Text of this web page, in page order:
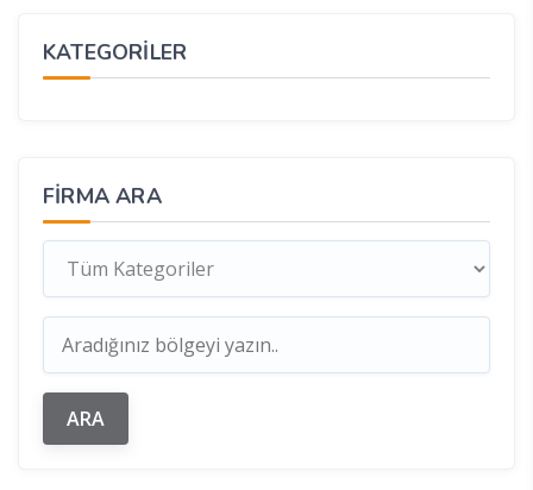
KATEGORİLER
FIRMA ARA